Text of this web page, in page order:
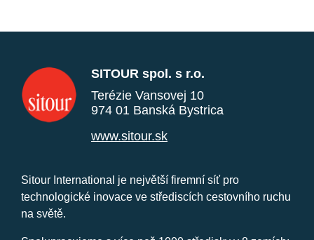
SITOUR spol. s r.o.
Terézie Vansovej 10
974 01 Banská Bystrica
www.sitour.sk
Sitour International je největší firemní síť pro
technologické inovace ve střediscích cestovního ruchu
na světě.